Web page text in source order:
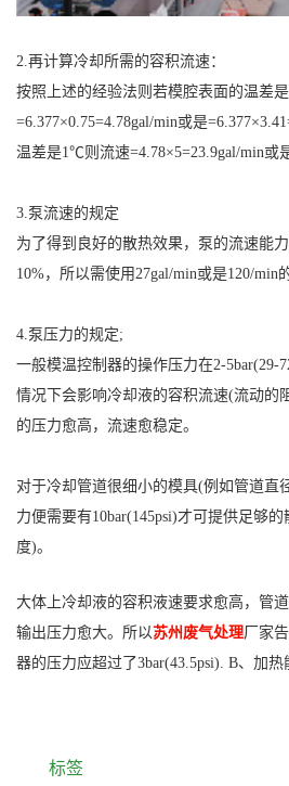
2.再计算冷却所需的容积流速：
按照上述的经验法则若模腔表面的温差
=6.377×0.75=4.78gal/min或是
温差是1℃则流速=4.78×5=23.9gal/min或
3.泵流速的规定
为了得到良好的散热效果，泵的流速能
10%，所以需使用27gal/min或是120/min
4.泵压力的规定;
一般模温控制器的操作压力在2-5bar(29-
情况下会影响冷却液的容积流速(流动的
的压力愈高，流速愈稳定。
对于冷却管道很细小的模具(例如管道直
力便需要有10bar(145psi)才可提供足够
度)。
大体上冷却液的容积液速要求愈高，管
输出压力愈大。所以苏州废气处理厂家
器的压力应超过了3bar(43.5psi). B、加热
标签